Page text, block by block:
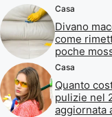
Casa
Divano
come
poche
Casa
Quanto
pulizie nel
aggiornata